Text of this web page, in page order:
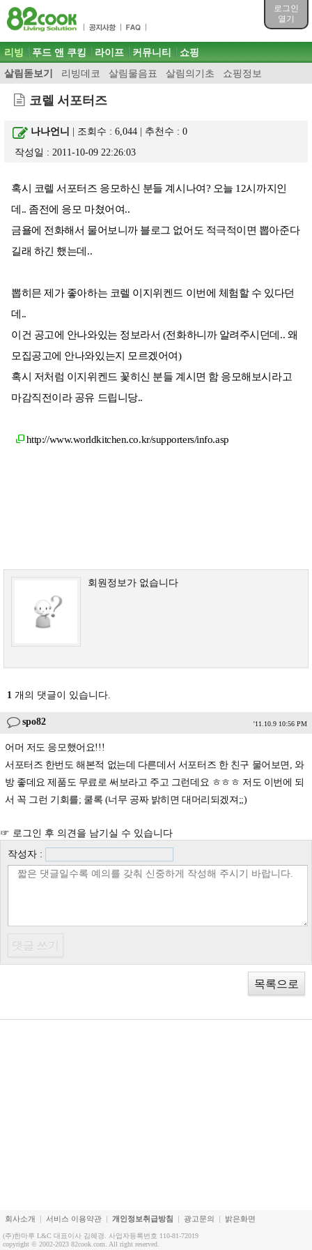
로그인
열기
목차
주메뉴 바로가기
컨텐츠 바로가기
검색 바로가기
로그인 바로가기
주메뉴
리빙
살림돋보기 리빙데코 살림물음표 살림의기초 쇼핑정보
푸드 앤 쿠킹 라이프 커뮤니티 쇼핑
코렐 서포터즈
나나언니 | 조회수 : 6,044 | 추천수 :0
작성일 : 2011-10-09 22:26:03
혹시 코렐 서포터즈 응모하신 분들 계시나여? 오늘 12시까지인
데.. 좀전에 응모 마쳤어여..
금욜에 전화해서 물어보니까 블로그 없어도 적극적이면 뽑아준다
길래 하긴 했는데..
뽑히믄 제가 좋아하는 코렐 이지위켄드 이번에 체험할 수 있다던
데..
이건 공고에 안나와있는 정보라서 (전화하니까 알려주시던데.. 왜
모집공고에 안나와있는지 모르겠어여)
혹시 저처럼 이지위켄드 꽃히신 분들 계시면 함 응모해보시라고
마감직전이라 공유 드립니당..
http://www.worldkitchen.co.kr/supporters/info.asp
회원정보가 없습니다
1 개의 댓글이 있습니다.
spo82 '11.10.9 10:56 PM
어머 저도 응모했어요!!!
서포터즈 한번도 해본적 없는데 다른데서 서포터즈 한 친구 물어보면, 와
방 좋데요 제품도 무료로 써보라고 주고 그런데요 ㅎㅎㅎ 저도 이번에 되
서 꼭 그런 기회를; 쿨록 (너무 공짜 밝히면 대머리되겠져;;)
☞ 로그인 후 의견을 남기실 수 있습니다
작성자 :
목록으로
회사소개 서비스 이용약관 개인정보취급방침 광고문의 밝은화면
(주)한마루 L&C 대표이사 김혜경. 사업자등록번호 110-81-72019
copyright © 2002-2023 82cook.com. All right reserved.